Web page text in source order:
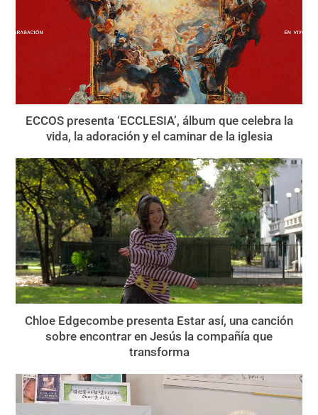
ECCOS presenta ‘ECCLESIA’, álbum que celebra la
vida, la adoración y el caminar de la iglesia
Chloe Edgecombe presenta Estar así, una canción
sobre encontrar en Jesús la compañía que
transforma